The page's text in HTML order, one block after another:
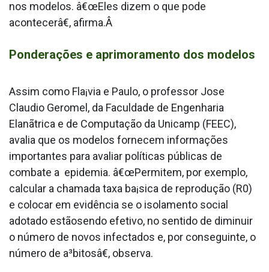
nos modelos. â€œEles dizem o que pode
acontecerâ€, afirma.Â
Ponderações e aprimoramento dos modelos
Assim como Fla¡via e Paulo, o professor Jose
Claudio Geromel, da Faculdade de Engenharia
Elanãtrica e de Computação da Unicamp (FEEC),
avalia que os modelos fornecem informações
importantes para avaliar políticas públicas de
combate a epidemia. â€œPermitem, por exemplo,
calcular a chamada taxa ba¡sica de reprodução (R0)
e colocar em evidência se o isolamento social
adotado estãosendo efetivo, no sentido de diminuir
o número de novos infectados e, por conseguinte, o
número de a³bitosâ€, observa.